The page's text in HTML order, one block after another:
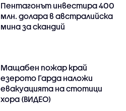
Пентагонът инвестира 400
млн. долара в австралийска
мина за скандий
Мащабен пожар край
езерото Гарда наложи
евакуацията на стотици
хора (ВИДЕО)